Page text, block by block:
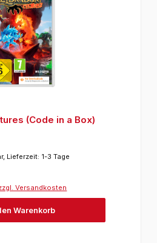
(Code in a Box)
Lieferzeit: 1-3 Tage
Versandkosten
Warenkorb